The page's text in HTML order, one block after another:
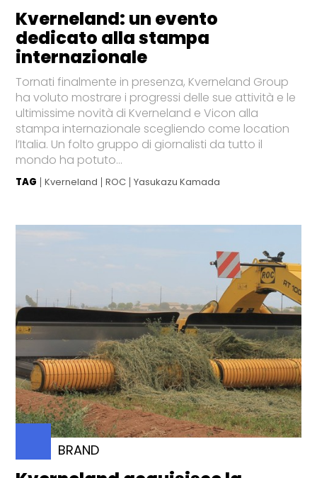
Kverneland: un evento
dedicato alla stampa
internazionale
Tornati finalmente in presenza, Kverneland Group
ha voluto mostrare i progressi delle sue attività e le
ultimissime novità di Kverneland e Vicon alla
stampa internazionale scegliendo come location
l’Italia. Un folto gruppo di giornalisti da tutto il
mondo ha potuto...
TAG Kverneland ROC Yasukazu Kamada
BRAND